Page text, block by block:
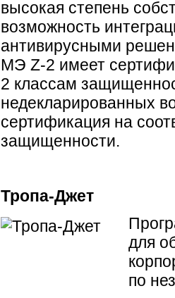
высокая степень
возможность
антивирусными
МЭ Z-2 имеет
2 классам
недекларированных
сертификация на
защищенности.
Тропа-Джет
для
по